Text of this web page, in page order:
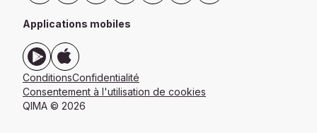
Applications mobiles
ConditionsConfidentialité
Consentement à l'utilisation de cookies
QIMA © 2026